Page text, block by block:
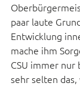
paar laute
Entwicklung
mache ihm
CSU immer
sehr selten